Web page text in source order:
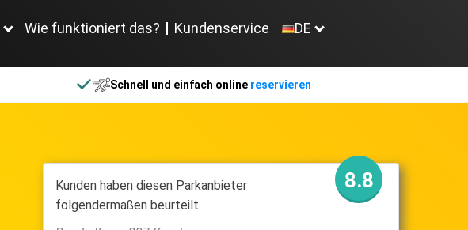
Wie funktioniert das? Kundenservice DE
Schnell und einfach online reservieren
Kunden haben diesen Parkanbieter
folgendermaßen beurteilt
8.8